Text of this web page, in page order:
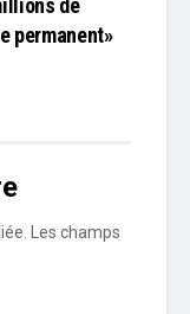
de
permanent»
Les champs